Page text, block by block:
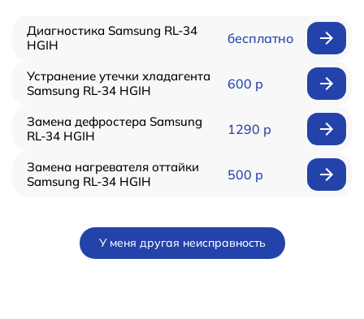
Диагностика Samsung RL-34
HGIH
бесплатно
Устранение утечки хладагента
Samsung RL-34 HGIH
600 р
Замена дефростера Samsung
RL-34 HGIH
1290 р
Замена нагревателя оттайки
Samsung RL-34 HGIH
500 р
У меня другая неисправность